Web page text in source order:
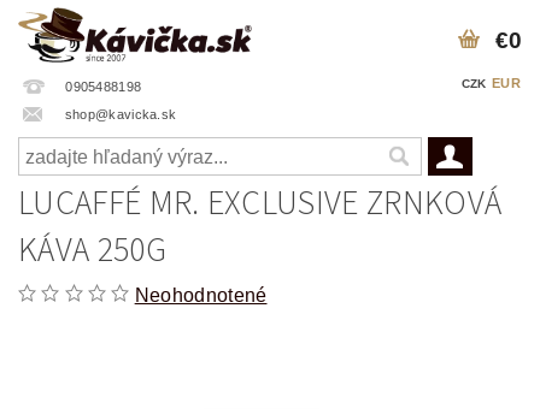
0905488198
shop@kavicka.sk
CZK EUR
€0
LUCAFFÉ MR. EXCLUSIVE ZRNKOVÁ
KÁVA 250G
Neohodnotené